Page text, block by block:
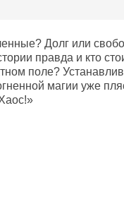
Долг или
правда и кто
поле?
магии уже